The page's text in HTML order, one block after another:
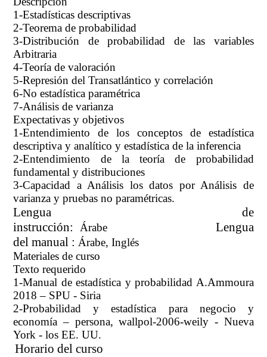
1-Estadísticas descriptivas
2-Teorema de probabilidad
3-Distribución de probabilidad de las variables
Arbitraria
4-Teoría de valoración
5-Represión del Transatlántico y correlación
6-No estadística paramétrica
7-Análisis de varianza
Expectativas y objetivos
1-Entendimiento de los conceptos de estadística
descriptiva y analítico y estadística de la inferencia
2-Entendimiento de la teoría de probabilidad
fundamental y distribuciones
3-Capacidad a Análisis los datos por Análisis de
varianza y pruebas no paramétricas.
Lengua de
instrucción:Árabe
Lengua
del manual : Árabe, Inglés
Materiales de curso
Texto requerido
1-Manual de estadística y probabilidad A.Ammoura
2018 – SPU - Siria
2-Probabilidad y estadística para negocio y
economía – persona, wallpol-2006-weily - Nueva
York - los EE. UU.
Horario del curso